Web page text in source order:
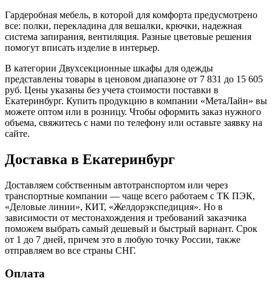
Гардеробная мебель, в которой для комфорта предусмотрено
все: полки, перекладина для вешалки, крючки, надежная
система запирания, вентиляция. Разные цветовые решения
помогут вписать изделие в интерьер.
В категории Двухсекционные шкафы для одежды
представлены товары в ценовом диапазоне от 7 831 до 15 605
руб. Цены указаны без учета стоимости поставки в
Екатеринбург. Купить продукцию в компании «МетаЛайн» вы
можете оптом или в розницу. Чтобы оформить заказ нужного
объема, свяжитесь с нами по телефону или оставьте заявку на
сайте.
Доставка в Екатеринбург
Доставляем собственным автотранспортом или через
транспортные компании — чаще всего работаем с ТК ПЭК,
«Деловые линии», КИТ, «Желдорэкспедиция». Но в
зависимости от местонахождения и требований заказчика
поможем выбрать самый дешевый и быстрый вариант. Срок
от 1 до 7 дней, причем это в любую точку России, также
отправляем во все страны СНГ.
Оплата